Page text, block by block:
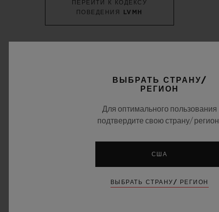
ПЕРЕЙТИ К КОДЕКСУ
ПОВЕДЕНИЯ LVMH
На пути к этичной цепочке создания стоимости:
далеко за рамки наших внутренних операций.
ВЫБРАТЬ СТРАНУ/
РЕГИОН
Для оптимального пользования
подтвердите свою страну/
США
ВЫБРАТЬ СТРАНУ/ РЕГИОН